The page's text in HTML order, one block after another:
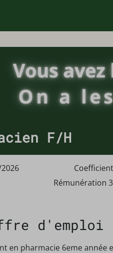
F/H
Rémunération
d'emploi
en pharmacie 6eme